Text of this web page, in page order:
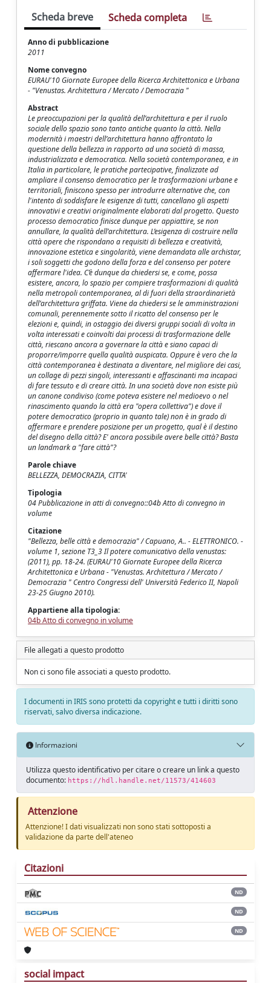
Scheda breve Scheda completa
Anno di pubblicazione
2011
Nome convegno
EURAU'10 Giornate Europee della Ricerca Architettonica e Urbana
- "Venustas. Architettura / Mercato / Democrazia "
Abstract
Le preoccupazioni per la qualità dell’architettura e per il ruolo
sociale dello spazio sono tanto antiche quanto la città. Nella
modernità i maestri dell’architettura hanno affrontato la
questione della bellezza in rapporto ad una società di massa,
industrializzata e democratica. Nella società contemporanea, e in
Italia in particolare, le pratiche partecipative, finalizzate ad
ampliare il consenso democratico per le trasformazioni urbane e
territoriali, finiscono spesso per introdurre alternative che, con
l'intento di soddisfare le esigenze di tutti, cancellano gli aspetti
innovativi e creativi originalmente elaborati dal progetto. Questo
processo democratico finisce dunque per appiattire, se non
annullare, la qualità dell’architettura. L’esigenza di costruire nella
città opere che rispondano a requisiti di bellezza e creatività,
innovazione estetica e singolarità, viene demandata alle archistar,
i soli soggetti che godono della forza e del consenso per potere
affermare l'idea. C’è dunque da chiedersi se, e come, possa
esistere, ancora, lo spazio per compiere trasformazioni di qualità
nella metropoli contemporanea, al di fuori della straordinarietà
dell’architettura griffata. Viene da chiedersi se le amministrazioni
comunali, perennemente sotto il ricatto del consenso per le
elezioni e, quindi, in ostaggio dei diversi gruppi sociali di volta in
volta interessati e coinvolti dai processi di trasformazione delle
città, riescano ancora a governare la città e siano capaci di
proporre/imporre quella qualità auspicata. Oppure è vero che la
città contemporanea è destinata a diventare, nel migliore dei casi,
un collage di pezzi singoli, interessanti e affascinanti ma incapaci
di fare tessuto e di creare città. In una società dove non esiste più
un canone condiviso (come poteva esistere nel medioevo o nel
rinascimento quando la città era "opera collettiva") e dove il
potere democratico (proprio in quanto tale) non è in grado di
affermare e prendere posizione per un progetto, qual è il destino
del disegno della città? E' ancora possibile avere belle città? Basta
un landmark a "fare città"?
Parole chiave
BELLEZZA, DEMOCRAZIA, CITTA'
Tipologia
04 Pubblicazione in atti di convegno::04b Atto di convegno in
volume
Citazione
"Bellezza, belle città e democrazia" / Capuano, A.. - ELETTRONICO. -
volume 1, sezione T3_3 Il potere comunicativo della venustas:
(2011), pp. 18-24. (EURAU'10 Giornate Europee della Ricerca
Architettonica e Urbana - "Venustas. Architettura / Mercato /
Democrazia " Centro Congressi dell' Università Federico II, Napoli
23-25 Giugno 2010).
Appartiene alla tipologia:
04b Atto di convegno in volume
File allegati a questo prodotto
Non ci sono file associati a questo prodotto.
I documenti in IRIS sono protetti da copyright e tutti i diritti sono
riservati, salvo diversa indicazione.
Informazioni
Utilizza questo identificativo per citare o creare un link a questo
documento: https://hdl.handle.net/11573/414603
Attenzione
Attenzione! I dati visualizzati non sono stati sottoposti a
validazione da parte dell'ateneo
Citazioni
ND
ND
ND
social impact